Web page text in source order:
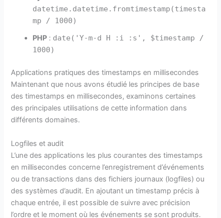
datetime.datetime.fromtimestamp(timesta
mp / 1000)
PHP : date('Y-m-d H :i :s', $timestamp /
1000)
Applications pratiques des timestamps en millisecondes
Maintenant que nous avons étudié les principes de base
des timestamps en millisecondes, examinons certaines
des principales utilisations de cette information dans
différents domaines.
Logfiles et audit
L’une des applications les plus courantes des timestamps
en millisecondes concerne l’enregistrement d’événements
ou de transactions dans des fichiers journaux (logfiles) ou
des systèmes d’audit. En ajoutant un timestamp précis à
chaque entrée, il est possible de suivre avec précision
l’ordre et le moment où les événements se sont produits.